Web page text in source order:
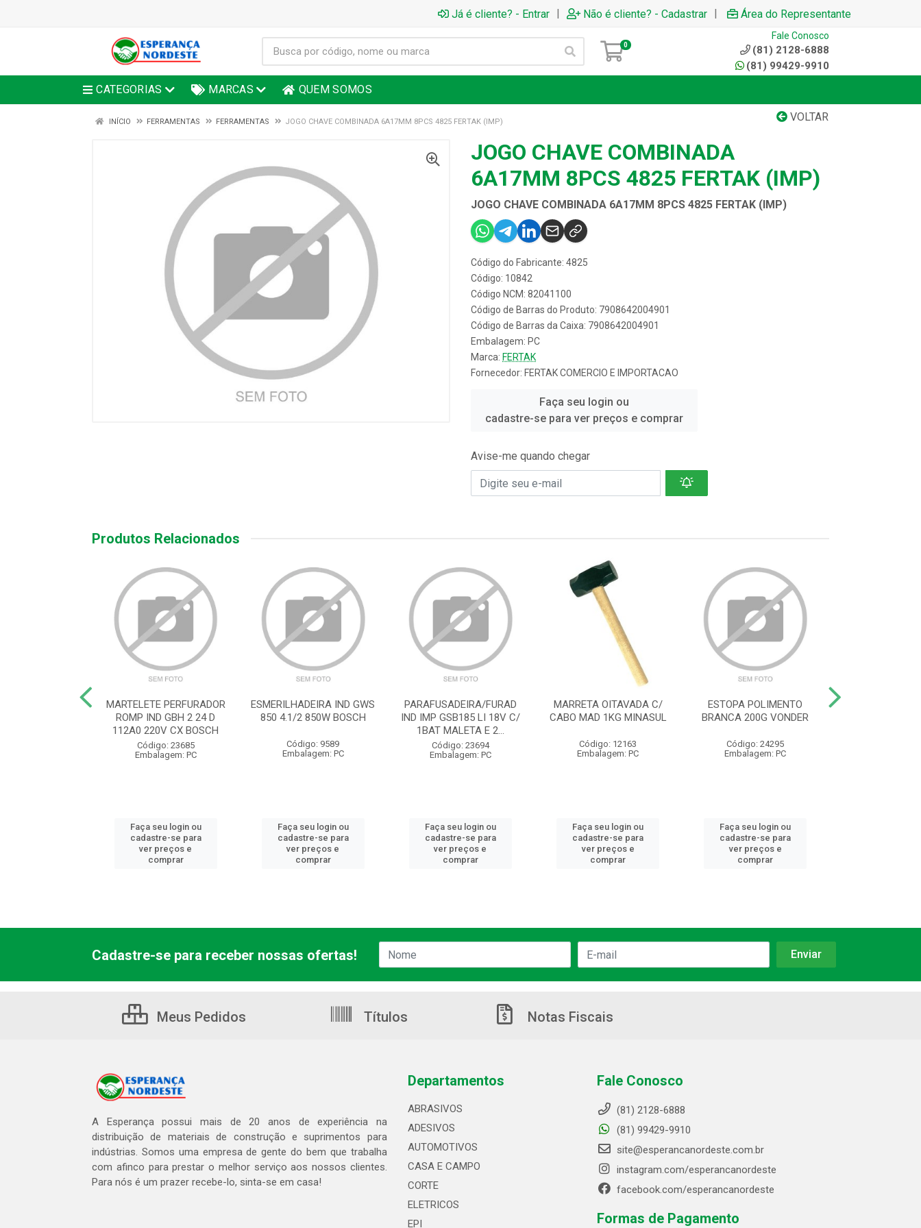
Já é cliente? - Entrar | Não é cliente? - Cadastrar | Área do Representante
0
Fale Conosco
(81) 2128-6888
(81) 99429-9910
CATEGORIAS MARCAS QUEM SOMOS
VOLTAR
INÍCIO FERRAMENTAS FERRAMENTAS JOGO CHAVE COMBINADA 6A17MM 8PCS 4825 FERTAK (IMP)
JOGO CHAVE COMBINADA
6A17MM 8PCS 4825 FERTAK (IMP)
JOGO CHAVE COMBINADA 6A17MM 8PCS 4825 FERTAK (IMP)
Código do Fabricante: 4825
Código: 10842
Código NCM: 82041100
Código de Barras do Produto: 7908642004901
Código de Barras da Caixa: 7908642004901
Embalagem: PC
Marca: FERTAK
Fornecedor: FERTAK COMERCIO E IMPORTACAO
Faça seu login ou
cadastre-se para ver preços e comprar
Avise-me quando chegar
Produtos Relacionados
MARTELETE PERFURADOR
ROMP IND GBH 2 24 D
112A0 220V CX BOSCH
Código: 23685
Embalagem: PC
Faça seu login ou
cadastre-se para
ver preços e
comprar
ESMERILHADEIRA IND GWS
850 4.1/2 850W BOSCH
Código: 9589
Embalagem: PC
Faça seu login ou
cadastre-se para
ver preços e
comprar
PARAFUSADEIRA/FURAD
IND IMP GSB185 LI 18V C/
1BAT MALETA E 2...
Código: 23694
Embalagem: PC
Faça seu login ou
cadastre-se para
ver preços e
comprar
MARRETA OITAVADA C/
CABO MAD 1KG MINASUL
Código: 12163
Embalagem: PC
Faça seu login ou
cadastre-se para
ver preços e
comprar
ESTOPA POLIMENTO
BRANCA 200G VONDER
Código: 24295
Embalagem: PC
Faça seu login ou
cadastre-se para
ver preços e
comprar
Cadastre-se para receber nossas ofertas!
Meus Pedidos Títulos Notas Fiscais
A Esperança possui mais de 20 anos de experiência na
distribuição de materiais de construção e suprimentos para
indústrias. Somos uma empresa de gente do bem que trabalha
com afinco para prestar o melhor serviço aos nossos clientes.
Para nós é um prazer recebe-lo, sinta-se em casa!
Departamentos
ABRASIVOS
ADESIVOS
AUTOMOTIVOS
CASA E CAMPO
CORTE
ELETRICOS
EPI
Fale Conosco
(81) 2128-6888
(81) 99429-9910
site@esperancanordeste.com.br
instagram.com/esperancanordeste
facebook.com/esperancanordeste
Formas de Pagamento